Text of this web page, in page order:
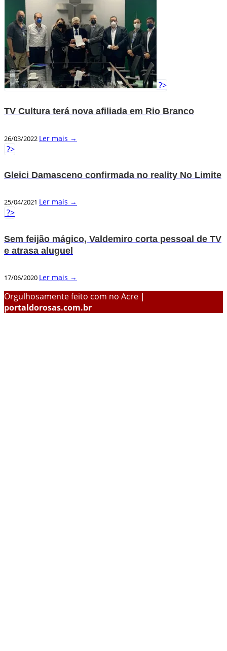
?>
TV Cultura terá nova afiliada em Rio Branco
26/03/2022 Ler mais →
?>
Gleici Damasceno confirmada no reality No Limite
25/04/2021 Ler mais →
?>
Sem feijão mágico, Valdemiro corta pessoal de TV
e atrasa aluguel
17/06/2020 Ler mais →
Orgulhosamente feito com no Acre |
portaldorosas.com.br